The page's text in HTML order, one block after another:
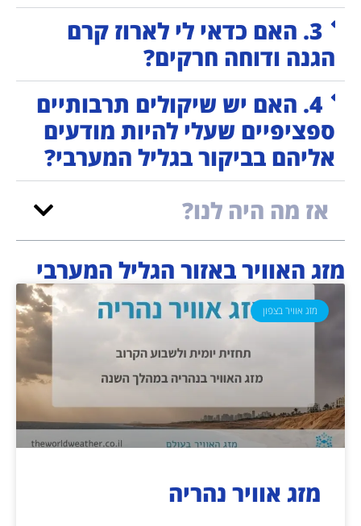
3. האם כדאי לי לארוז קרם
הגנה ודוחה חרקים?
4. האם יש שיקולים תרבותיים
ספציפיים שעלי להיות מודעים
אליהם בביקור בגליל המערבי?
אז מה היה לנו?
מזג האוויר באזור הגליל המערבי
מזג אוויר בצפון
מזג אוויר נהריה